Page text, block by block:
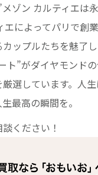
ゾン カルティエは
によってパリで創
ップルたちを魅了し
ト”がダイヤモンド
選しています。人
最高の瞬間を。
ください！